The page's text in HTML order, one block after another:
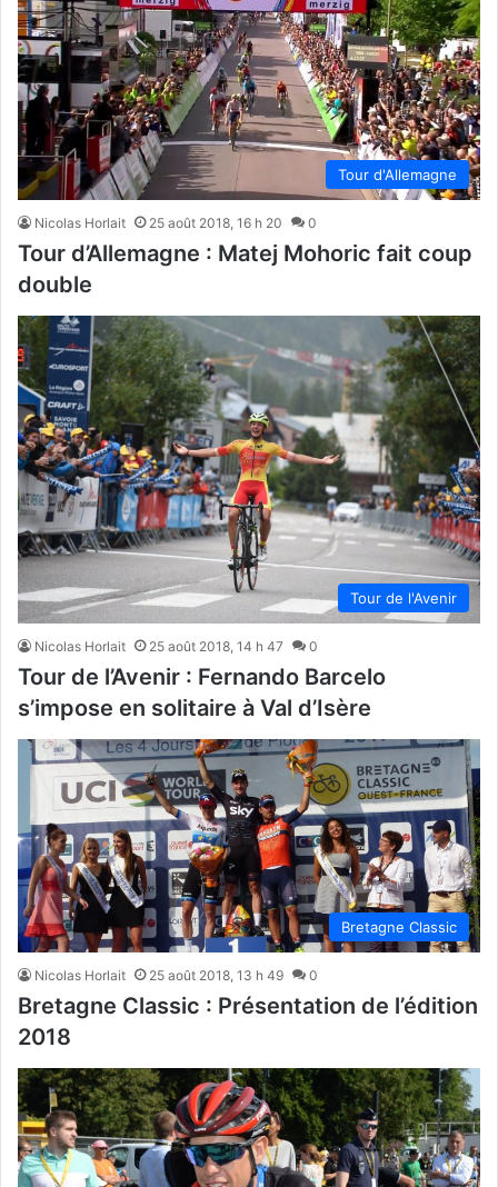
Tour d'Allemagne
Nicolas Horlait 25 août 2018, 16 h 20 0
Tour d’Allemagne : Matej Mohoric fait coup
double
Tour de l'Avenir
Nicolas Horlait 25 août 2018, 14 h 47 0
Tour de l’Avenir : Fernando Barcelo
s’impose en solitaire à Val d’Isère
Bretagne Classic
Nicolas Horlait 25 août 2018, 13 h 49 0
Bretagne Classic : Présentation de l’édition
2018